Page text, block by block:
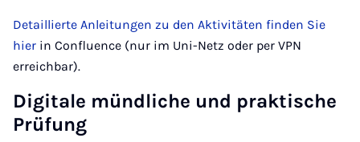
Detaillierte Anleitungen zu den Aktivitäten finden Sie
hier in Confluence (nur im Uni-Netz oder per VPN
erreichbar).
Digitale mündliche und praktische
Prüfung